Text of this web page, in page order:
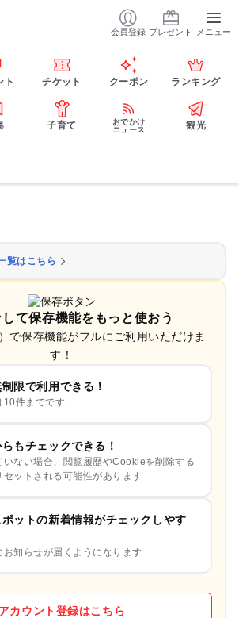
会員登録 プレゼント メニュー
ト チケット クーポン ランキング
子育て
おでかけ
ニュース
観光
覧はこちら
して保存機能をもっと使おう
で保存機能がフルにご利用いただけま
す！
限で利用できる！
10件までです
もチェックできる！
いない場合、閲覧履歴やCookieを削除する
セットされる可能性があります
ットの新着情報がチェックしやす
お知らせが届くようになります
アカウント登録はこちら